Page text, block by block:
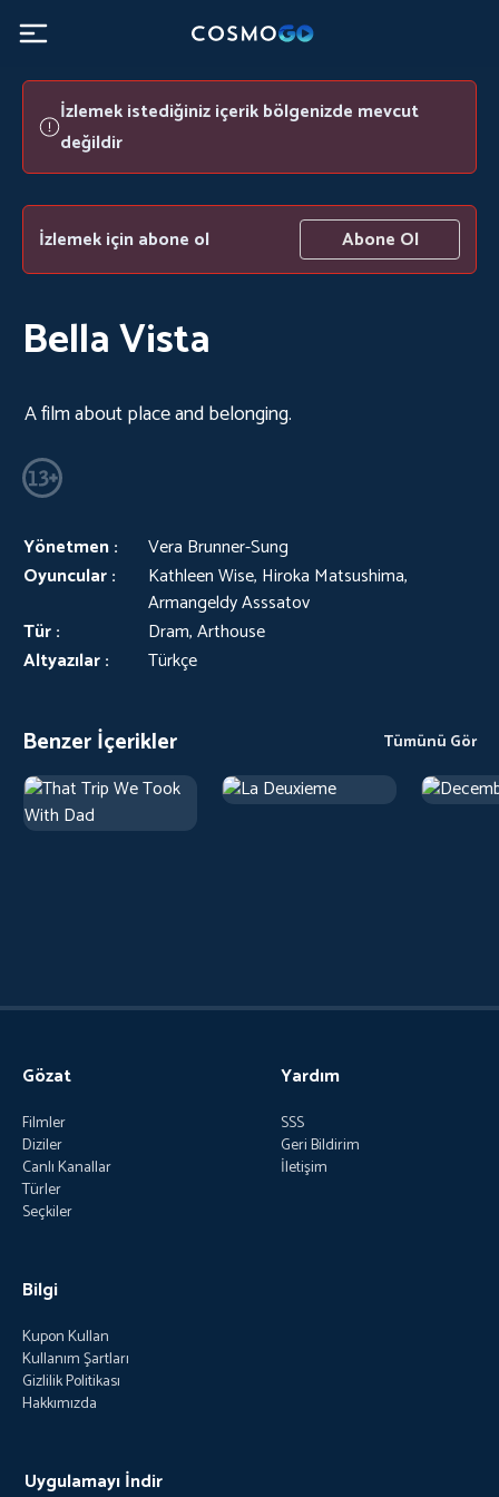
İzlemek istediğiniz içerik bölgenizde mevcut
değildir
İzlemek için abone ol Abone Ol
Bella Vista
A film about place and belonging.
Yönetmen :
Vera Brunner-Sung
Oyuncular :
Kathleen Wise, Hiroka Matsushima,
Armangeldy Asssatov
Tür :
Dram, Arthouse
Altyazılar :
Türkçe
Benzer İçerikler Tümünü Gör
Gözat
Filmler
Diziler
Canlı Kanallar
Türler
Seçkiler
Yardım
SSS
Geri Bildirim
İletişim
Bilgi
Kupon Kullan
Kullanım Şartları
Gizlilik Politikası
Hakkımızda
Uygulamayı İndir